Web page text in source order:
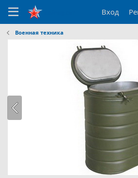
Вход
Военная техника